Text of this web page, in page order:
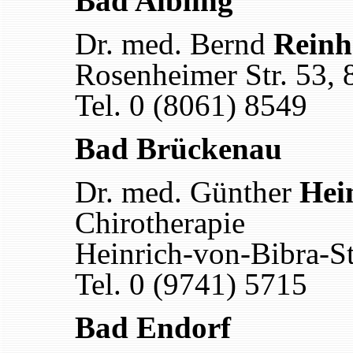
Dr. med. Bernd
Rosenheimer Str.
Tel. 0 (8061) 8549
Bad Brückenau
Dr. med. Günther
Chirotherapie
Heinrich-von-Bibra-
Tel. 0 (9741) 5715
Bad Endorf